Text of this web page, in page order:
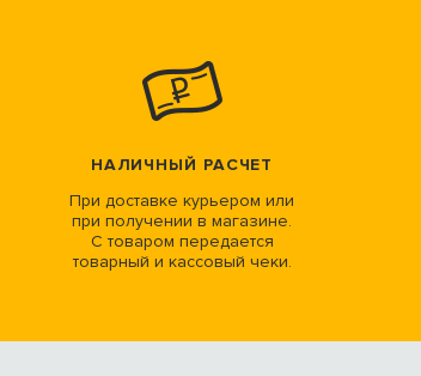
НАЛИЧНЫЙ РАСЧЕТ
При доставке курьером или
при получении в магазине.
С товаром передается
товарный и кассовый чеки.